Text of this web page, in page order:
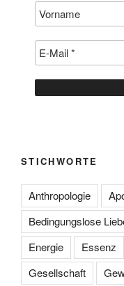
STICHWORTE
Anthropologie
Bedingungslose
Energie
Essenz
Gesellschaft